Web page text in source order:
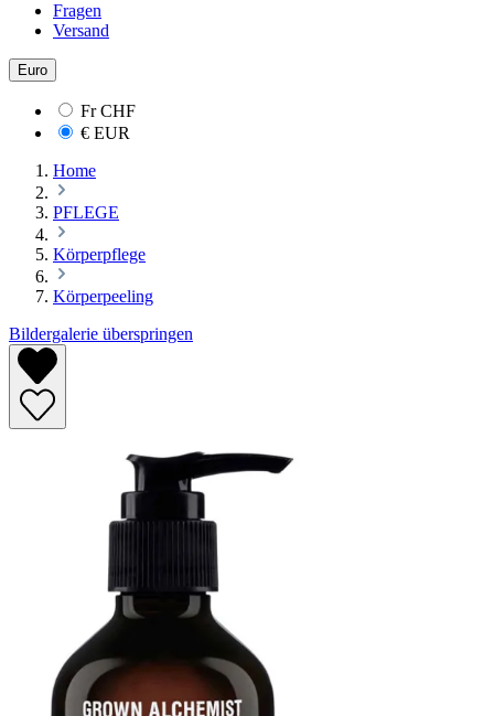
Fragen
Versand
Euro
FrCHF
€ EUR
Home
PFLEGE
Körperpflege
Körperpeeling
Bildergalerie überspringen